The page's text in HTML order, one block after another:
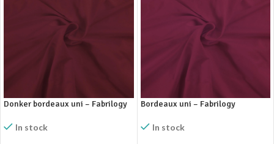
Donker bordeaux uni – Fabrilogy
In stock
Bordeaux uni – Fabrilogy
In stock